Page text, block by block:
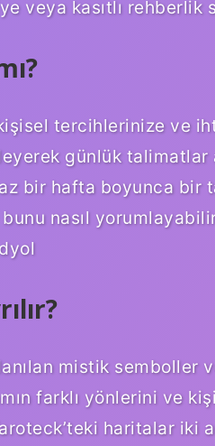
veya kasıtlı rehberlik
tercihlerinize ve
günlük
bir hafta boyunca bir
nasıl
mistik
farklı yönlerini ve
haritalar iki